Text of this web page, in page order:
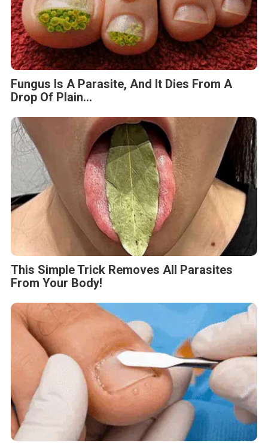
Fungus Is A Parasite, And It Dies From A
Drop Of Plain...
This Simple Trick Removes All Parasites
From Your Body!